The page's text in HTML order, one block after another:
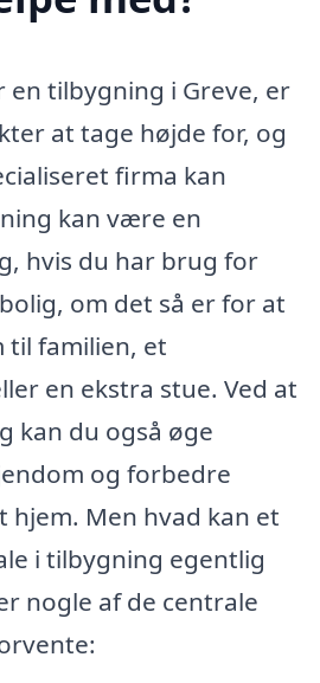
en tilbygning i Greve, er
at tage højde for, og
firma kan
kan være en
hvis du har brug for
om det så er for at
til familien, et
en ekstra stue. Ved at
kan du også øge
og forbedre
hjem. Men hvad kan et
i tilbygning egentlig
nogle af de centrale